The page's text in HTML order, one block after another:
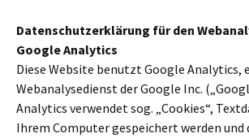
Datenschutzerklärung für den
Google Analytics
Diese Website benutzt Google Analytics,
Webanalysedienst der Google Inc.
Analytics verwendet sog. „Cookies“,
Ihrem Computer gespeichert werden und